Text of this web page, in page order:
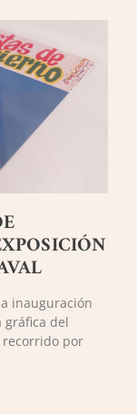
inauguración
gráfica del
recorrido por